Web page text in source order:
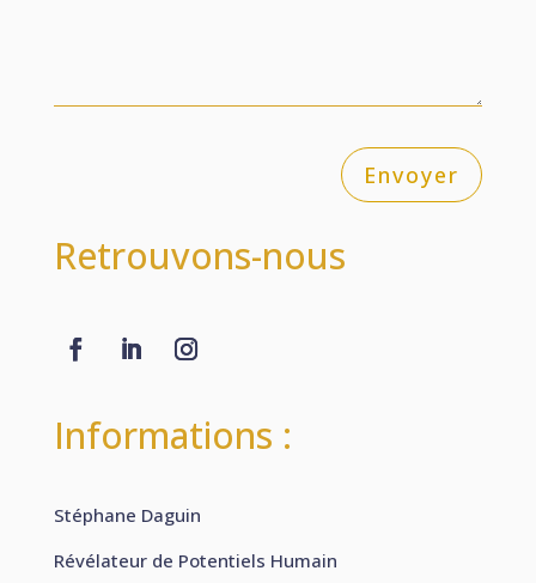
Envoyer
Retrouvons-nous
Informations :
Stéphane Daguin
Révélateur de Potentiels Humain